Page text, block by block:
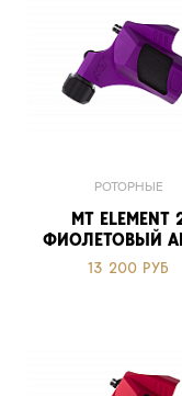
РОТОРНЫЕ
MT ELEMENT
ФИОЛЕТОВЫЙ
13 200 РУБ